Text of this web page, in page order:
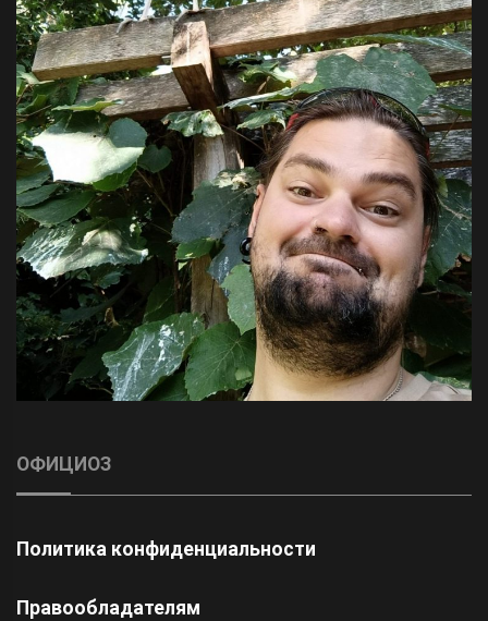
ОФИЦИОЗ
Политика конфиденциальности
Правообладателям